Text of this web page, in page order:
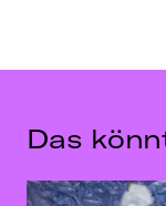
Das